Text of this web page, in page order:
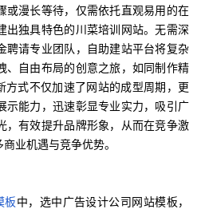
或漫长等待，仅需依托直观易用的在
出独具特色的川菜培训网站。无需深
聘请专业团队，自助建站平台将复杂
、自由布局的创意之旅，如同制作精
方式不仅加速了网站的成型周期，更
示能力，迅速彰显专业实力，吸引广
，有效提升品牌形象，从而在竞争激
业机遇与竞争优势。
板中，选中广告设计公司网站模板，